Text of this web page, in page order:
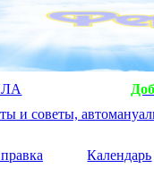
и советы,
Календарь